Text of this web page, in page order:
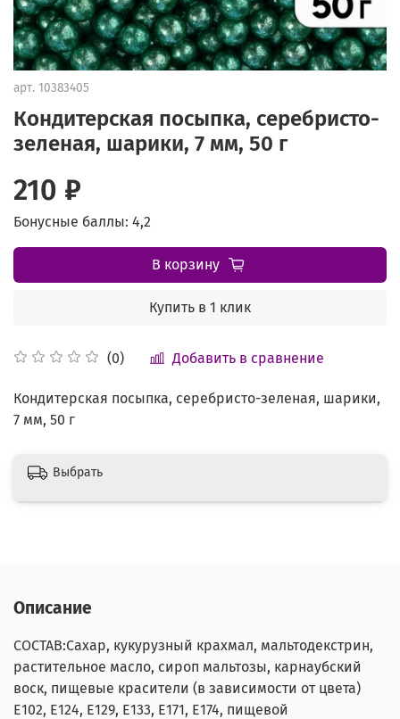
арт. 10383405
Кондитерская посыпка, серебристо-
зеленая, шарики, 7 мм, 50 г
(0) Добавить в сравнение
210 ₽
Бонусные баллы: 4,2
В корзину
Купить в 1 клик
Кондитерская посыпка, серебристо-зеленая, шарики,
7 мм, 50 г
Выбрать
Описание
СОСТАВ:Сахар, кукурузный крахмал, мальтодекстрин,
растительное масло, сироп мальтозы, карнаубский
воск, пищевые красители (в зависимости от цвета)
E102, E124, E129, E133, E171, E174, пищевой